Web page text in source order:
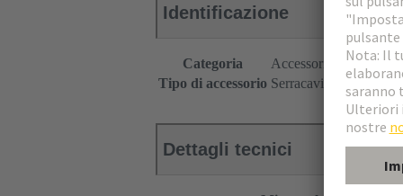
Identificazione
Categoria
Accessori
Tipo di accessorio Serracavi
Dettagli tecnici